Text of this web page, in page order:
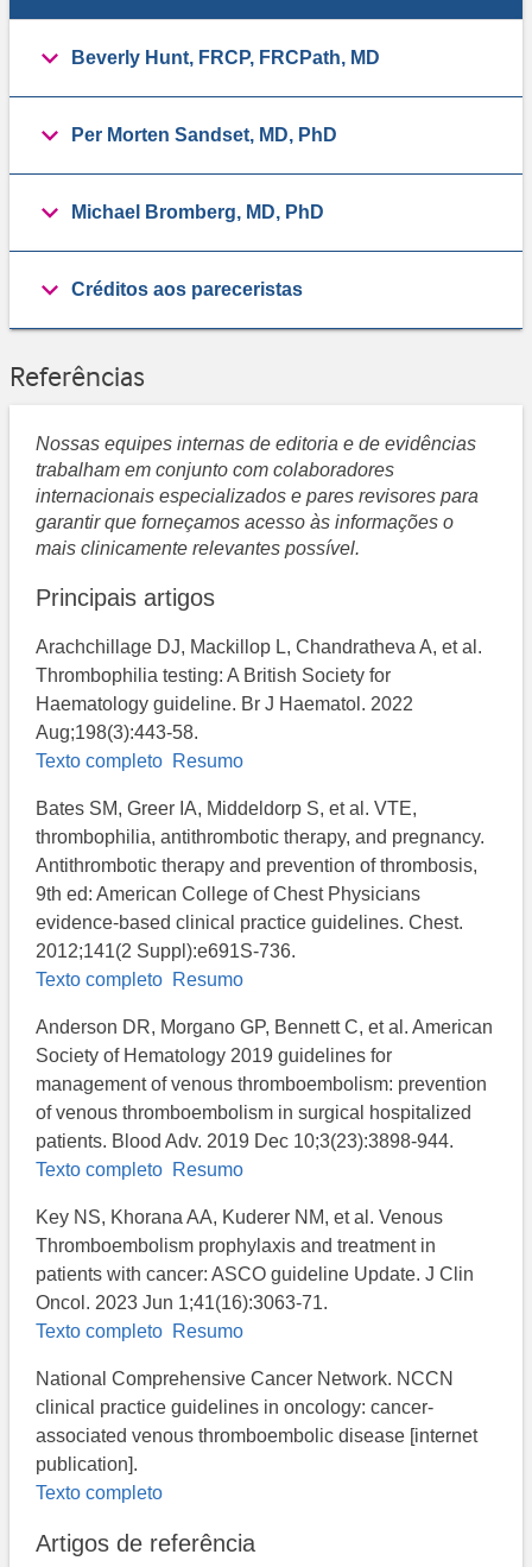
Beverly Hunt, FRCP, FRCPath, MD
Per Morten Sandset, MD, PhD
Michael Bromberg, MD, PhD
Créditos aos pareceristas
Referências
Nossas equipes internas de editoria e de evidências
trabalham em conjunto com colaboradores
internacionais especializados e pares revisores para
garantir que forneçamos acesso às informações o
mais clinicamente relevantes possível.
Principais artigos
Arachchillage DJ, Mackillop L, Chandratheva A, et al.
Thrombophilia testing: A British Society for
Haematology guideline. Br J Haematol. 2022
Aug;198(3):443-58.
Texto completo Resumo
Bates SM, Greer IA, Middeldorp S, et al. VTE,
thrombophilia, antithrombotic therapy, and pregnancy.
Antithrombotic therapy and prevention of thrombosis,
9th ed: American College of Chest Physicians
evidence-based clinical practice guidelines. Chest.
2012;141(2 Suppl):e691S-736.
Texto completo Resumo
Anderson DR, Morgano GP, Bennett C, et al. American
Society of Hematology 2019 guidelines for
management of venous thromboembolism: prevention
of venous thromboembolism in surgical hospitalized
patients. Blood Adv. 2019 Dec 10;3(23):3898-944.
Texto completo Resumo
Key NS, Khorana AA, Kuderer NM, et al. Venous
Thromboembolism prophylaxis and treatment in
patients with cancer: ASCO guideline Update. J Clin
Oncol. 2023 Jun 1;41(16):3063-71.
Texto completo Resumo
National Comprehensive Cancer Network. NCCN
clinical practice guidelines in oncology: cancer-
associated venous thromboembolic disease [internet
publication].
Texto completo
Artigos de referência